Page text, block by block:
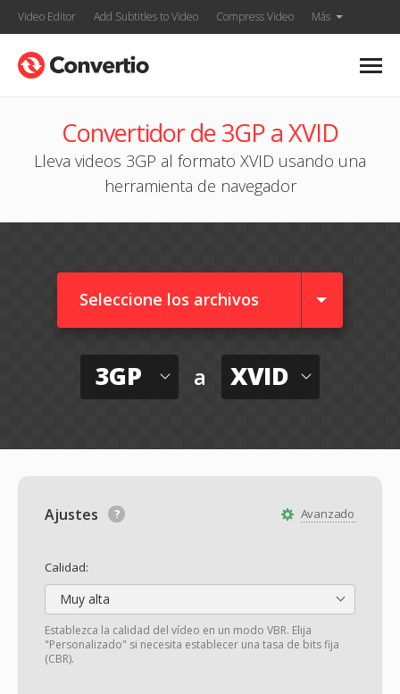
Video Editor Add Subtitles to Video Compress Video Más
Convertidor de 3GP a XVID
Lleva videos 3GP al formato XVID usando una
herramienta de navegador
Seleccione los archivos
3GP a XVID
Avanzado
Ajustes
Calidad:
Muy alta
Establezca la calidad del vídeo en un modo VBR. Elija
"Personalizado" si necesita establecer una tasa de bits fija
(CBR).